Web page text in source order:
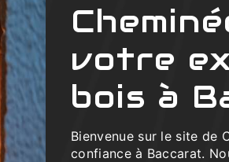
votre
bois à
Bienvenue sur le site de
confiance à Baccarat.